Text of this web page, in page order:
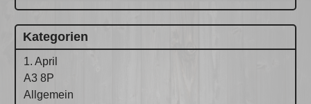
Kategorien
1. April
A3 8P
Allgemein